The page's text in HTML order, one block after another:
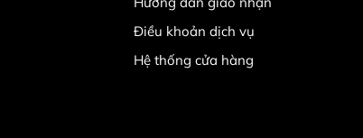
Điều khoản dịch vụ
Hệ thống cửa hàng